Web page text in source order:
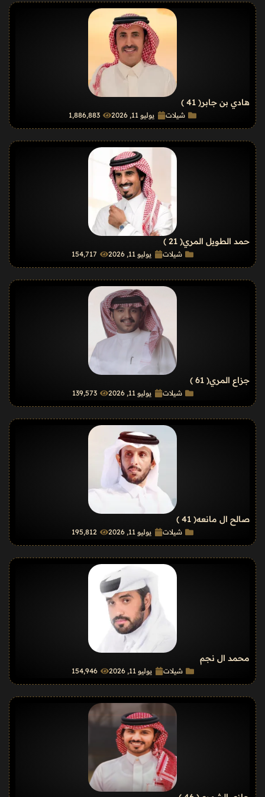
هادي بن جابر( 41 )
شيلات يوليو 11, 2026 1٬886٬883
حمد الطويل المري( 21 )
شيلات يوليو 11, 2026 154٬717
جزاع المري( 61 )
شيلات يوليو 11, 2026 139٬573
صالح ال مانعه( 41 )
شيلات يوليو 11, 2026 195٬812
محمد ال نجم
شيلات يوليو 11, 2026 154٬946